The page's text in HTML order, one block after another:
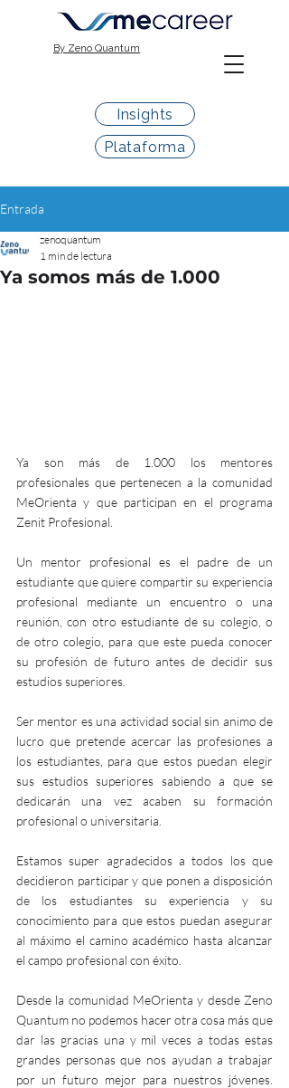
By Zeno Quantum
Insights
Plataforma
Entrada
Ya somos más de 1.000
zenoquantum
1 min de lectura
Ya son más de 1.000 los mentores
profesionales que pertenecen a la comunidad
MeOrienta y que participan en el programa
Zenit Profesional.
Un mentor profesional es el padre de un
estudiante que quiere compartir su experiencia
profesional mediante un encuentro o una
reunión, con otro estudiante de su colegio, o
de otro colegio, para que este pueda conocer
su profesión de futuro antes de decidir sus
estudios superiores.
Ser mentor es una actividad social sin animo de
lucro que pretende acercar las profesiones a
los estudiantes, para que estos puedan elegir
sus estudios superiores sabiendo a que se
dedicarán una vez acaben su formación
profesional o universitaria.
Estamos super agradecidos a todos los que
decidieron participar y que ponen a disposición
de los estudiantes su experiencia y su
conocimiento para que estos puedan asegurar
al máximo el camino académico hasta alcanzar
el campo profesional con éxito.
Desde la comunidad MeOrienta y desde Zeno
Quantum no podemos hacer otra cosa más que
dar las gracias una y mil veces a todas estas
grandes personas que nos ayudan a trabajar
por un futuro mejor para nuestros jóvenes.